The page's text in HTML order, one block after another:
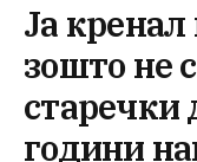
Ја кренал
зошто не
старечки
години